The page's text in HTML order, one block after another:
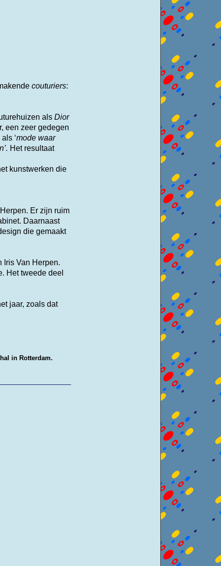
couturiers:
alsDior
een zeer gedegen
als ‘mode waar
Het resultaat
kunstwerken die
Er zijn ruim
Daarnaast
die gemaakt
Iris Van Herpen.
Het tweede deel
jaar, zoals dat
in Rotterdam.